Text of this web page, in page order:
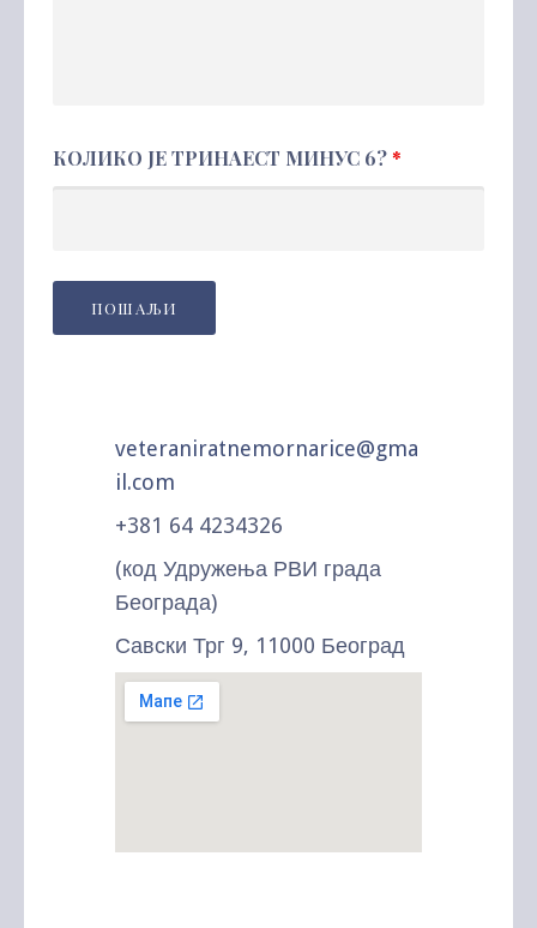
КОЛИКО ЈЕ ТРИНАЕСТ МИНУС 6?*
veteraniratnemornarice@gma
il.com
+381 64 4234326
(код Удружења РВИ града
Београда)
Савски Трг 9, 11000 Београд